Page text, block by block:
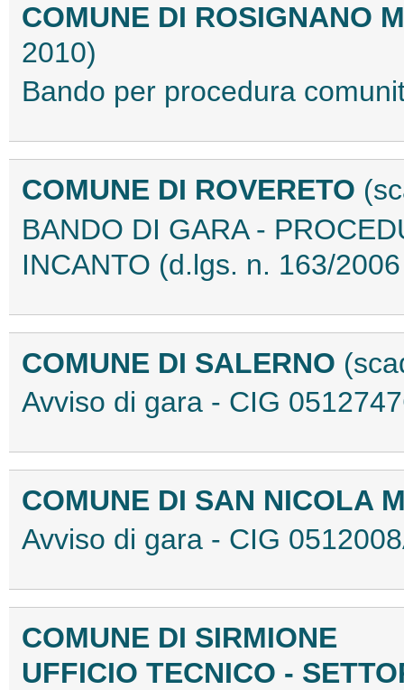
COMUNE DI ROSIGNANO
2010)
Bando per procedura
COMUNE DI ROVERETO
BANDO DI GARA -
INCANTO (d.lgs. n. 163/
COMUNE DI SALERNO
Avviso di gara - CIG
COMUNE DI SAN NICOLA
Avviso di gara - CIG
COMUNE DI SIRMIONE
UFFICIO TECNICO -